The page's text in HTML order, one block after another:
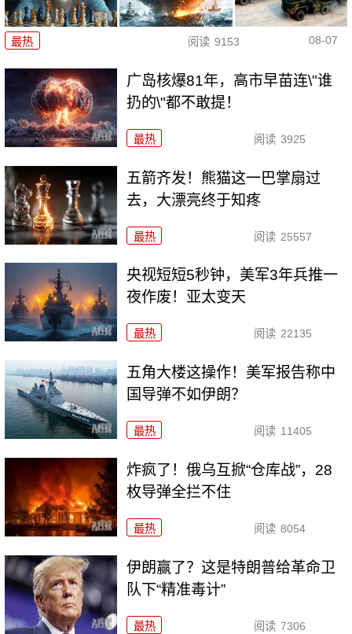
最热 阅读 9153 08-07
广岛核爆81年，高市早苗连\"谁
扔的\"都不敢提！
最热 阅读 3925
五箭齐发！熊猫这一巴掌扇过
去，大漂亮终于知疼
最热 阅读 25557
央视短短5秒钟，美军3年兵推一
夜作废！亚太变天
最热 阅读 22135
五角大楼这操作！美军报告称中
国导弹不如伊朗？
最热 阅读 11405
炸疯了！俄乌互掀“仓库战”，28
枚导弹全拦不住
最热 阅读 8054
伊朗赢了？这是特朗普给革命卫
队下“精准毒计”
最热 阅读 7306